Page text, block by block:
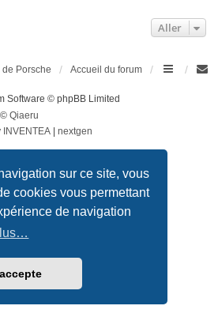
sur ce site, vous
cookies vous permettant
de navigation
Aller
Porsche Accueil du forum
Software © phpBB Limited
© Qiaeru
INVENTEA
nextgen